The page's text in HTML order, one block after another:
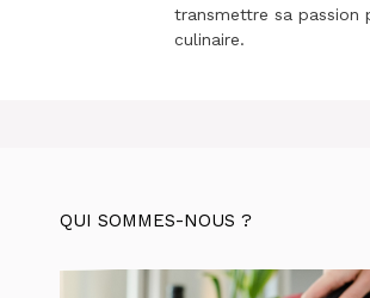
transmettre sa passion
culinaire.
QUI SOMMES-NOUS ?